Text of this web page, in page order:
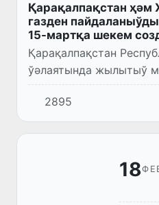
Қарақалпақстан ҳәм
газден
15-мартқа шекем
Қарақалпақстан
ўәлаятында жылытыў
тәбийғый газден
нормасы усы жылдың
созылды.
2895
18